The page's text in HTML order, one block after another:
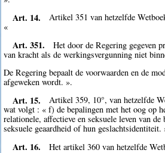
Art. 14.
Artikel 351 van hetzelfde
«
Art. 351.
Het door de Regering gegeven
van kracht als de werkingsvergunning niet
De Regering bepaalt de voorwaarden en de
afgeweken wordt. ».
Art. 15.
Artikel 359, 10°, van hetzelfde
wat volgt : « f) de bepalingen met het oog op
relationele, affectieve en seksuele leven van de
seksuele geaardheid of hun geslachtsidentiteit.
Art. 16. Het artikel 360 van hetzelfde